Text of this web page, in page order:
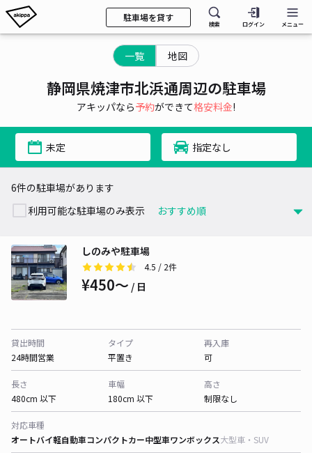
駐車場を貸す
検索 ログイン メニュー
一覧 地図
静岡県焼津市北浜通周辺の駐車場
アキッパなら予約ができて格安料金!
未定 指定なし
6件の駐車場があります
利用可能な駐車場のみ表示
しのみや駐車場
4.5 / 2件
¥450〜 / 日
貸出時間
24時間営業
タイプ
平置き
再入庫
可
長さ
480cm 以下
車幅
180cm 以下
高さ
制限なし
対応車種
オートバイ軽自動車コンパクトカー中型車ワンボックス大型車・SUV